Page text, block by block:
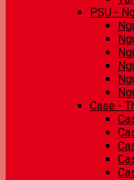
PSU -
Case -